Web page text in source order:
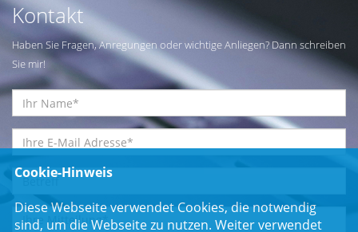
Kontakt
Haben Sie Fragen, Anregungen oder wichtige Anliegen? Dann schreiben
Sie mir!
Cookie-Hinweis
Diese Webseite verwendet Cookies, die notwendig
sind, um die Webseite zu nutzen. Weiter verwendet